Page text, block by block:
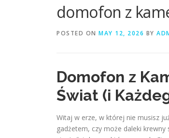
domofon z
POSTED ON MAY 12, 2026 BY
Domofon z
Świat (i
Witaj w erze, w której nie musisz
gadżetem, czy może daleki krewny